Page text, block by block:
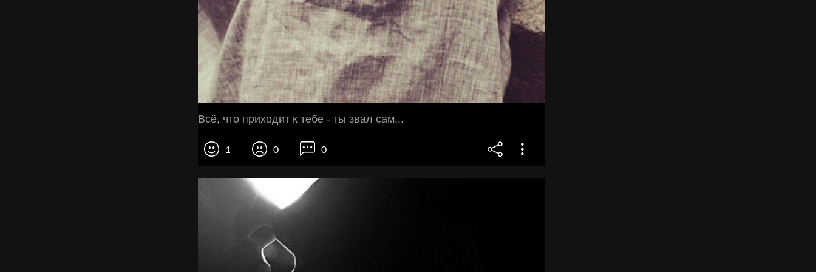
Всё, что приходит к тебе - ты звал сам...
1 0 0